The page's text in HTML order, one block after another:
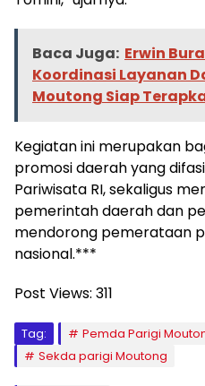
Baca Juga: Erwin
Koordinasi Layanan
Moutong Siap
Kegiatan ini merupakan
promosi daerah yang
Pariwisata RI, sekaligus
pemerintah daerah dan
mendorong pemerataan
nasional.***
Post Views: 311
Tag:
Pemda Parigi
Sekda parigi Moutong